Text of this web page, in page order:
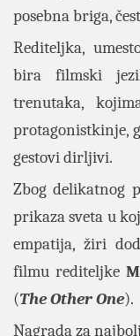
posebna briga,
Rediteljka,
bira filmski
trenutaka,
protagonistkinje,
gestovi dirljivi.
Zbog delikatnog
prikaza sveta u
empatija, žiri
filmu rediteljke
(The Other One).
Nagrada za